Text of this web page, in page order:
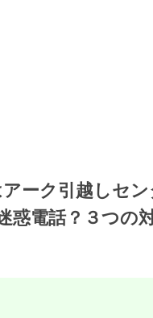
ーク引越しセ
惑電話？３つの